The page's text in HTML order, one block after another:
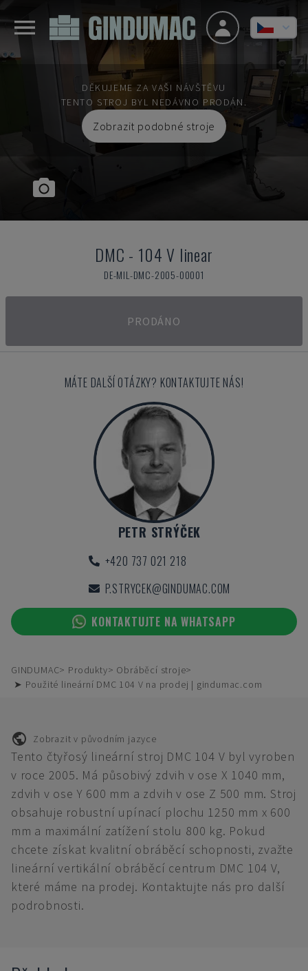
DĚKUJEME ZA VAŠI NÁVŠTĚVU
TENTO STROJ BYL NEDÁVNO PRODÁN.
Zobrazit podobné stroje
DMC - 104 V linear
DE-MIL-DMC-2005-00001
PRODÁNO
MÁTE DALŠÍ OTÁZKY? KONTAKTUJTE NÁS!
PETR STRÝČEK
+420 737 021 218
P.STRYCEK@GINDUMAC.COM
KONTAKTUJTE NA WHATSAPP
GINDUMAC Produkty
Obráběcí stroje
➤ Použité lineární DMC 104 V na prodej | gindumac.com
Zobrazit v původním jazyce
Tento čtyřosý lineární stroj DMC 104 V byl vyroben
v roce 2005. Má působivý zdvih v ose X 1040 mm,
zdvih v ose Y 600 mm a zdvih v ose Z 500 mm. Stroj
obsahuje robustní upínací plochu 1250 mm x 600
mm a maximální zatížení stolu 800 kg. Pokud
chcete získat kvalitní obráběcí schopnosti, zvažte
lineární vertikální obráběcí centrum DMC 104 V,
které máme na prodej. Kontaktujte nás pro další
podrobnosti.